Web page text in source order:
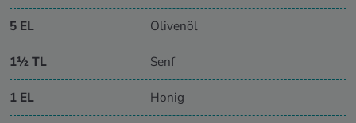
5 EL Olivenöl
1½ TL Senf
1 EL Honig